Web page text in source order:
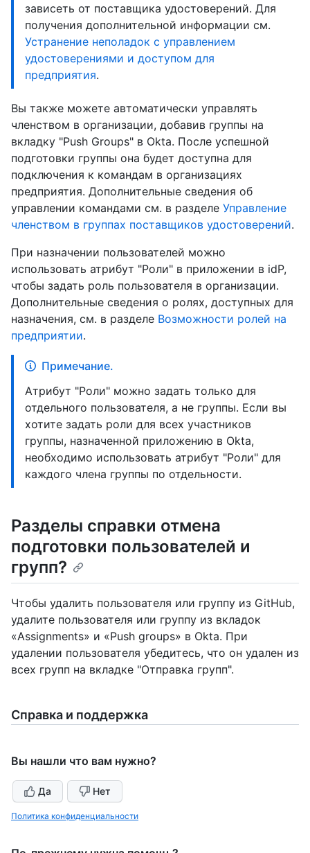
зависеть от поставщика удостоверений. Для
получения дополнительной информации см.
Устранение неполадок с управлением
удостоверениями и доступом для
предприятия.
Вы также можете автоматически управлять
членством в организации, добавив группы на
вкладку "Push Groups" в Okta. После успешной
подготовки группы она будет доступна для
подключения к командам в организациях
предприятия. Дополнительные сведения об
управлении командами см. в разделе Управление
членством в группах поставщиков удостоверений.
При назначении пользователей можно
использовать атрибут "Роли" в приложении в idP,
чтобы задать роль пользователя в организации.
Дополнительные сведения о ролях, доступных для
назначения, см. в разделе Возможности ролей на
предприятии.
Примечание.
Атрибут "Роли" можно задать только для
отдельного пользователя, а не группы. Если вы
хотите задать роли для всех участников
группы, назначенной приложению в Okta,
необходимо использовать атрибут "Роли" для
каждого члена группы по отдельности.
Разделы справки отмена
подготовки пользователей и
групп?
Чтобы удалить пользователя или группу из GitHub,
удалите пользователя или группу из вкладок
«Assignments» и «Push groups» в Okta. При
удалении пользователя убедитесь, что он удален из
всех групп на вкладке "Отправка групп".
Справка и поддержка
Вы нашли что вам нужно?
Да Нет
Политика конфиденциальности